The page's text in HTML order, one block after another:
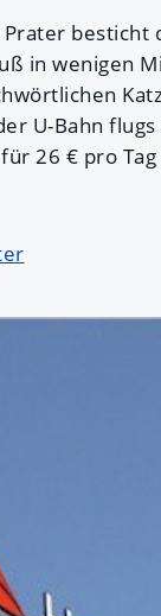
in wenigen
U-Bahn
26 € pro